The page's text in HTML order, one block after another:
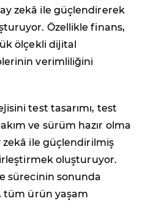
zekâ ile güçlendirerek
Özellikle finans,
ölçekli dijital
verimliliğini
test tasarımı, test
ve sürüm hazır olma
ile güçlendirilmiş
oluşturuyor.
sürecinin sonunda
tüm ürün yaşam